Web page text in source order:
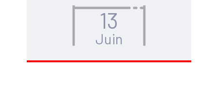
13
Juin